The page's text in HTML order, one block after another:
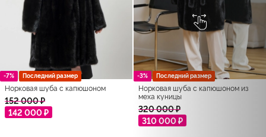
-7% Последний размер
Норковая шуба с капюшоном
152 000 ₽
142 000 ₽
-3% Последний размер
Норковая шуба с капюшоном из
меха куницы
320 000 ₽
310 000 ₽